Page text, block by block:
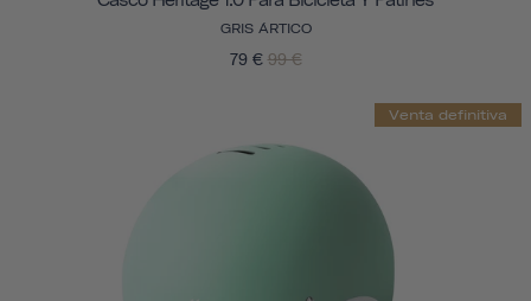
GRIS ÁRTICO
79 € 99 €
Venta definitiva